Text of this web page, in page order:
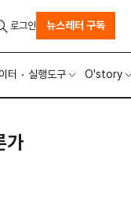
터 실행도구 O'story
로그인 뉴스레터 구독
가